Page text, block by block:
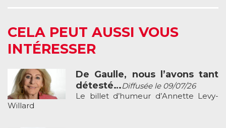
CELA PEUT AUSSI VOUS
INTÉRESSER
De Gaulle, nous l’avons tant
détesté…Diffusée le 09/07/26
Le billet d’humeur d’Annette Levy-
Willard